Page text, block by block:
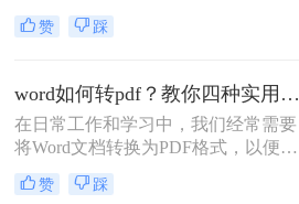
式，以确保文档内容的稳定性和可读
性。PDF格式可以保留文档的原始格
查看时都能保持一致性。那么word文
档怎么转换成pdf呢？下面将介绍四种
将Word文档转换成PDF的方法，帮助
您轻松完成转换。
赞 踩
word如何转pdf？教你四种实用的转PDF方法！
在日常工作和学习中，我们经常需要
将Word文档转换为PDF格式，以便更
好地保存、分享和打印文件。PDF格
式具有跨平台兼容性好、不易被篡改
赞 踩